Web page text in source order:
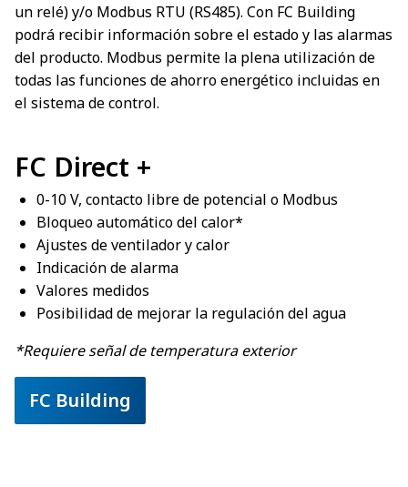
un relé) y/o Modbus RTU (RS485). Con FC Building
podrá recibir información sobre el estado y las alarmas
del producto. Modbus permite la plena utilización de
todas las funciones de ahorro energético incluidas en
el sistema de control.
FC Direct +
0-10 V, contacto libre de potencial o Modbus
Bloqueo automático del calor*
Ajustes de ventilador y calor
Indicación de alarma
Valores medidos
Posibilidad de mejorar la regulación del agua
*Requiere señal de temperatura exterior
FC Building